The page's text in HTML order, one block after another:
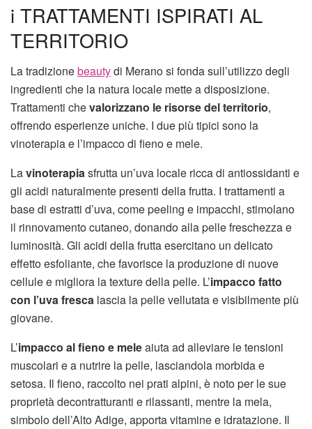
i TRATTAMENTI ISPIRATI AL
TERRITORIO
La tradizionebeautydi Merano si fonda sull’utilizzo degli
ingredienti che la natura locale mette a disposizione.
Trattamenti chevalorizzano le risorse del territorio,
offrendo esperienze uniche. I due più tipici sono la
vinoterapia e l’impacco di fieno e mele.
Lavinoterapiasfrutta un’uva locale ricca di antiossidanti e
gli acidi naturalmente presenti della frutta. I trattamenti a
base di estratti d’uva, come peeling e impacchi, stimolano
il rinnovamento cutaneo, donando alla pelle freschezza e
luminosità. Gli acidi della frutta esercitano un delicato
effetto esfoliante, che favorisce la produzione di nuove
cellule e migliora la texture della pelle. L’impacco fatto
con l’uva fresca lascia la pelle vellutata e visibilmente più
giovane.
L’impacco al fieno e meleaiuta ad alleviare le tensioni
muscolari e a nutrire la pelle, lasciandola morbida e
setosa. Il fieno, raccolto nei prati alpini, è noto per le sue
proprietà decontratturanti e rilassanti, mentre la mela,
simbolo dell’Alto Adige, apporta vitamine e idratazione. Il